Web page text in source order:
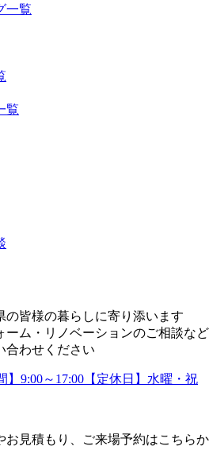
一覧
覧
の皆様の暮らしに寄り添います
ーム・リノベーションのご相談など
合わせください
】9:00～17:00【定休日】水曜・祝
お見積もり、ご来場予約はこちらか